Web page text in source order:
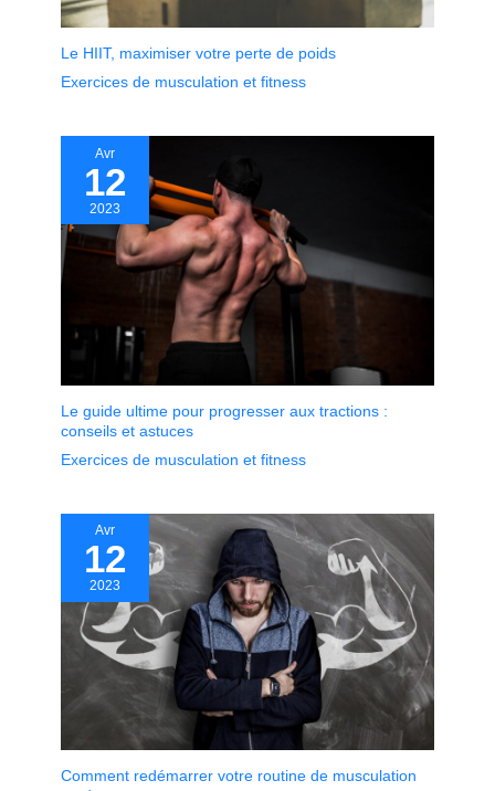
Le HIIT, maximiser votre perte de poids
Exercices de musculation et fitness
Avr
12
2023
Le guide ultime pour progresser aux tractions :
conseils et astuces
Exercices de musculation et fitness
Avr
12
2023
Comment redémarrer votre routine de musculation